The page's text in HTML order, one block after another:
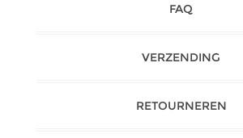
FAQ
VERZENDING
RETOURNEREN